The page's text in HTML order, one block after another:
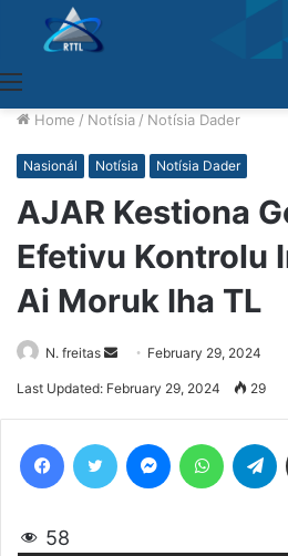
Home / Notísia / Notísia Dader
Nasionál Notísia Notísia Dader
AJAR Kestiona
Efetivu Kontrolu
Ai Moruk Iha TL
N. freitas
Send
an
February 29, 2024
Last Updated: February 29, 2024 29
58